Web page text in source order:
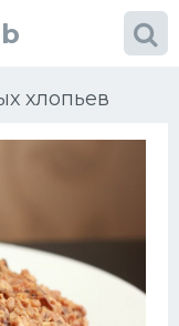
хлопьев